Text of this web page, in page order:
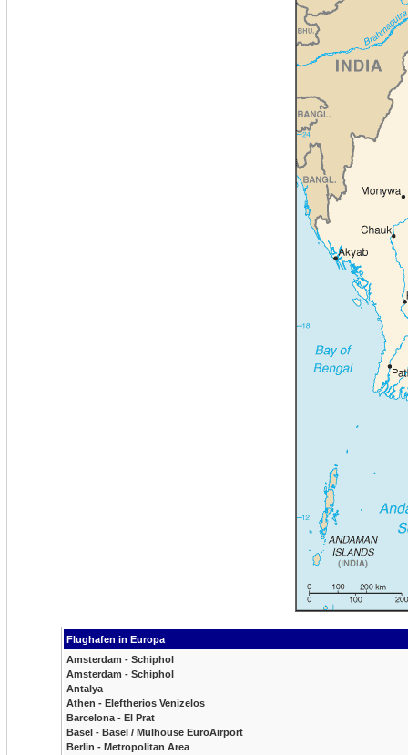
Flughafen in Europa
Amsterdam - Schiphol
Amsterdam - Schiphol
Antalya
Athen - Eleftherios Venizelos
Barcelona - El Prat
Basel - Basel / Mulhouse EuroAirport
Berlin - Metropolitan Area